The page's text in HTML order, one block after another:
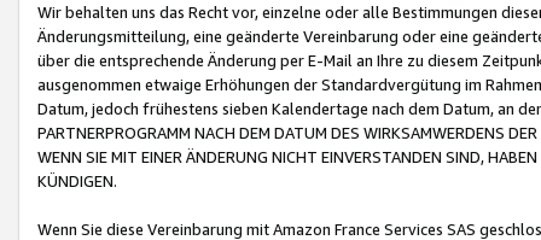
Wir behalten uns das Recht vor, einzelne oder alle Bestimmungen
Änderungsmitteilung, eine geänderte Vereinbarung oder eine
über die entsprechende Änderung per E-Mail an Ihre zu diesem
ausgenommen etwaige Erhöhungen der Standardvergütung im
Datum, jedoch frühestens sieben Kalendertage nach dem Datum, an
PARTNERPROGRAMM NACH DEM DATUM DES WIRKSAMWERDENS
WENN SIE MIT EINER ÄNDERUNG NICHT EINVERSTANDEN SIND,
KÜNDIGEN.
Wenn Sie diese Vereinbarung mit Amazon France Services SAS